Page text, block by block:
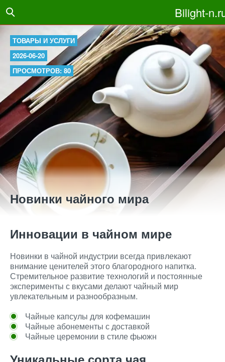
Bilight-
ТОВАРЫ И УСЛУГИ
2026-06-20
ПРОСМОТРОВ: 80
Новинки чайного мира
Инновации в чайном мире
Новинки в чайной индустрии всегда привлекают
внимание ценителей этого благородного напитка.
Стремительное развитие технологий и постоянные
эксперименты с вкусами делают чайный мир
увлекательным и разнообразным.
Чайные капсулы для кофемашин
Чайные абонементы с доставкой
Чайные церемонии в стиле фьюжн